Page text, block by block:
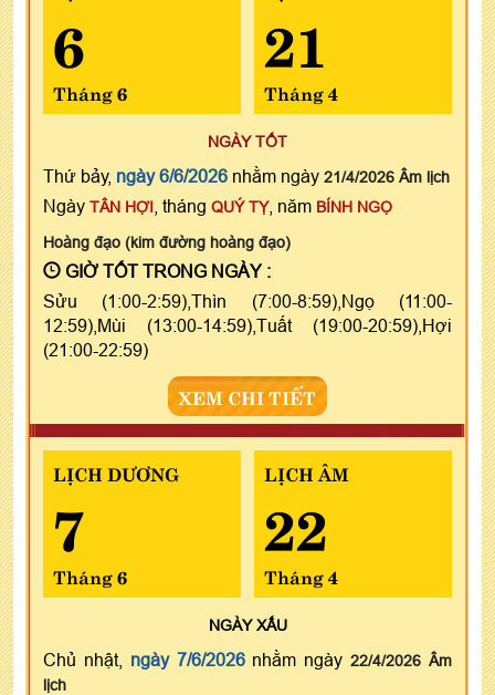
6
Tháng 6
21
Tháng 4
NGÀY TỐT
Thứ bảy, ngày 6/6/2026 nhằm ngày 21/4/2026 Âm lịch
Ngày TÂN HỢI , tháng QUÝ TỴ, năm BÍNH NGỌ
Hoàng đạo (kim đường hoàng đạo)
GIỜ TỐT TRONG NGÀY :
Sửu (1:00-2:59),Thìn (7:00-8:59),Ngọ (11:00-
12:59),Mùi (13:00-14:59),Tuất (19:00-20:59),Hợi
(21:00-22:59)
XEM CHI TIẾT
LỊCH DƯƠNG
7
Tháng 6
LỊCH ÂM
22
Tháng 4
NGÀYXẤU
Chủ nhật, ngày 7/6/2026nhằm ngày22/4/2026 Âm
lịch